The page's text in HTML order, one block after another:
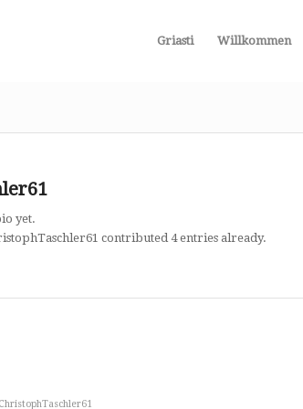
Griasti Willkommen
yet.
contributed 4 entries already.
ChristophTaschler61